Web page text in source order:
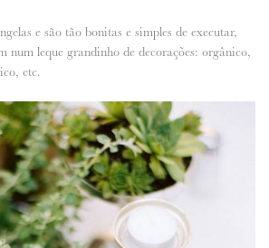
RECOMENDADOS
CONNOSCO
e são tão bonitas e simples de executar,
num leque grandinho de decorações: orgânico,
etc.